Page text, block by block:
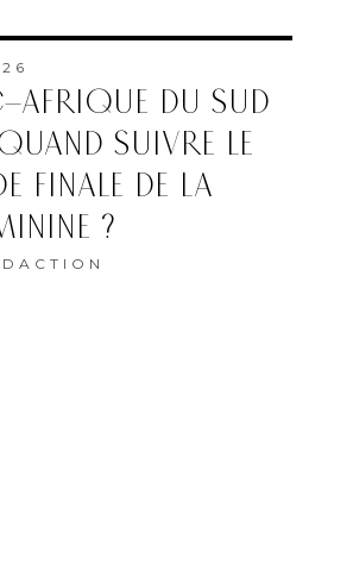
DU SUD
SUIVRE LE
FINALE DE LA
?